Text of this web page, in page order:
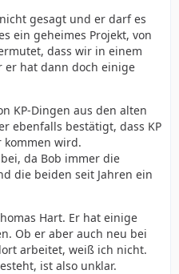
gesagt und er darf es
ein geheimes Projekt, von
dass wir in einem
er hat dann doch einige
KP-Dingen aus den alten
ebenfalls bestätigt, dass KP
wird.
da Bob immer die
die beiden seit Jahren ein
Hart. Er hat einige
Ob er aber auch neu bei
arbeitet, weiß ich nicht.
ist also unklar.